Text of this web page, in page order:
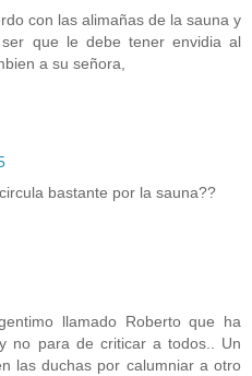
con las alimañas de la sauna y
que le debe tener envidia al
a su señora,
bastante por la sauna??
llamado Roberto que ha
no para de criticar a todos.. Un
las duchas por calumniar a otro